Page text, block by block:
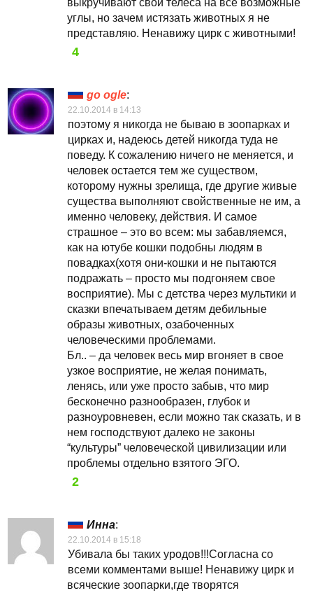
углы, но зачем истязать животных я не
представляю. Ненавижу цирк с животными!
4
go ogle:
22.10.2014 в 14:13
поэтому я никогда не бываю в зоопарках и
цирках и, надеюсь детей никогда туда не
поведу. К сожалению ничего не меняется, и
человек остается тем же существом,
которому нужны зрелища, где другие живые
существа выполняют свойственные не им, а
именно человеку, действия. И самое
страшное – это во всем: мы забавляемся,
как на ютубе кошки подобны людям в
повадках(хотя они-кошки и не пытаются
подражать – просто мы подгоняем свое
восприятие). Мы с детства через мультики и
сказки впечатываем детям дебильные
образы животных, озабоченных
человеческими проблемами.
Бл.. – да человек весь мир вгоняет в свое
узкое восприятие, не желая понимать,
ленясь, или уже просто забыв, что мир
бесконечно разнообразен, глубок и
разноуровневен, если можно так сказать, и в
нем господствуют далеко не законы
“культуры” человеческой цивилизации или
проблемы отдельно взятого ЭГО.
2
Инна:
22.10.2014 в 15:18
Убивала бы таких уродов!!!Согласна со
всеми комментами выше! Ненавижу цирк и
всяческие зоопарки,где творятся